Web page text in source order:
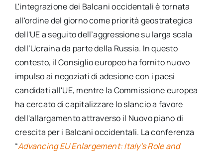
L'integrazione dei Balcani occidentali è tornata
all'ordine del giorno come priorità geostrategica
dell'UE a seguito dell’aggressione su larga scala
dell’Ucraina da parte della Russia. In questo
contesto, il Consiglio europeo ha fornito nuovo
impulso ai negoziati di adesione con i paesi
candidati all'UE, mentre la Commissione europea
ha cercato di capitalizzare lo slancio a favore
dell'allargamento attraverso il Nuovo piano di
crescita per i Balcani occidentali. La conferenza
“Advancing EU Enlargement: Italy’s Role and